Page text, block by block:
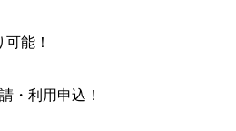
能！
・利用申込！